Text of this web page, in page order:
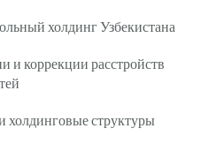
холдинг Узбекистана
и коррекции расстройств
холдинговые структуры